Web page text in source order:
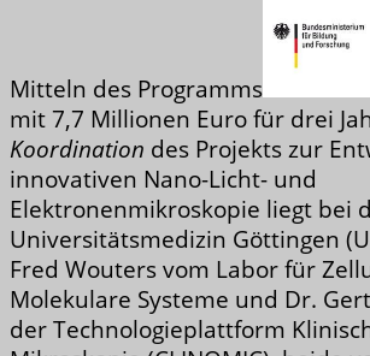
Mitteln des Programms
mit 7,7 Millionen Euro für drei
Koordination des Projekts zur
innovativen Nano-Licht- und
Elektronenmikroskopie liegt bei
Universitätsmedizin Göttingen
Fred Wouters vom Labor für
Molekulare Systeme und Dr.
der Technologieplattform